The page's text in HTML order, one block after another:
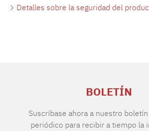
Detalles sobre la seguridad del
BOLETÍN
Suscríbase ahora a nuestro
periódico para recibir a tiempo la